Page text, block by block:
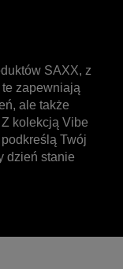
SAXX, z
zapewniają
ale także
kolekcją Vibe
Twój
dzień stanie